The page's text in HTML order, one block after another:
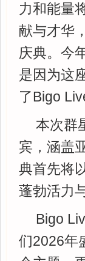
力和能量
献与才华
庆典。今
是因为这
了Bigo
本次群
宾，涵盖
典首先将
蓬勃活力
Bigo
们2026年